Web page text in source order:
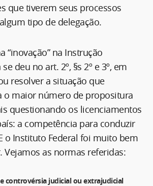
que tiverem seus processos
tipo de delegação.
“inovação” na Instrução
deu no art. 2º, §s 2º e 3º, em
resolver a situação que
o maior número de propositura
questionando os licenciamentos
a competência para conduzir
o Instituto Federal foi muito bem
Vejamos as normas referidas:
controvérsia judicial ou extrajudicial